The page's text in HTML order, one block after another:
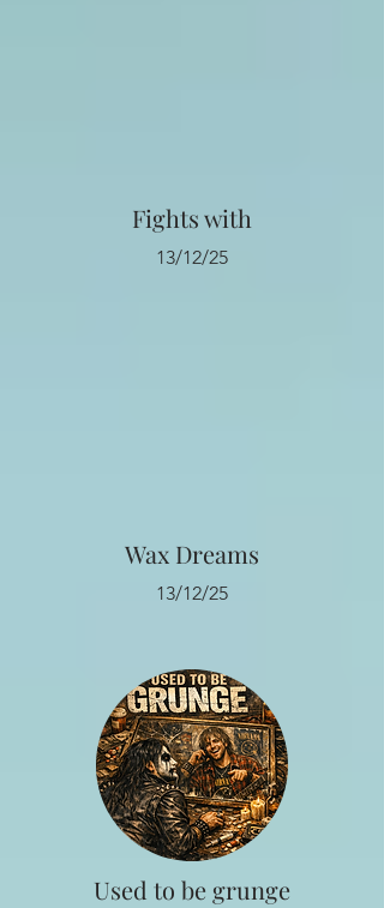
Fights with
13/12/25
Wax Dreams
13/12/25
Used to be grunge